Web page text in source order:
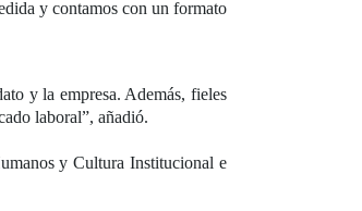
y contamos con un formato
y la empresa. Además, fieles
laboral”, añadió.
y Cultura Institucional e